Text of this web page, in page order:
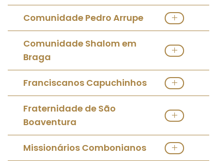
Ver Instituto Religioso Masculino
Comunidade Pedro Arrupe
Ver Instituto Religioso Masculino
Comunidade Shalom em
Braga
Ver Instituto Religioso Masculino
Franciscanos Capuchinhos
Ver Instituto Religioso Masculino
Fraternidade de São
Boaventura
Ver Instituto Religioso Masculino
Missionários Combonianos